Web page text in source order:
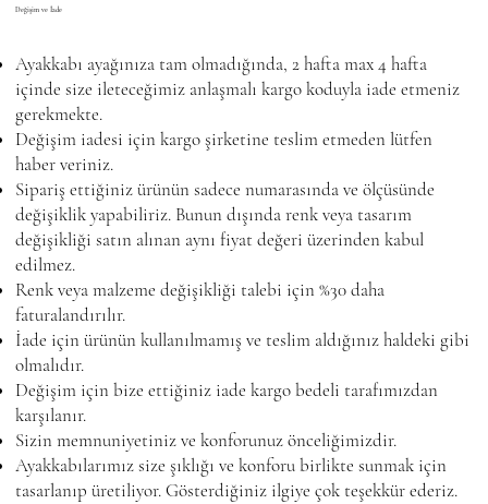
Değişim ve İade
Ayakkabı ayağınıza tam olmadığında, 2 hafta max 4 hafta
içinde size ileteceğimiz anlaşmalı kargo koduyla iade etmeniz
gerekmekte.
Değişim iadesi için kargo şirketine teslim etmeden lütfen
haber veriniz.
Sipariş ettiğiniz ürünün sadece numarasında ve ölçüsünde
değişiklik yapabiliriz. Bunun dışında renk veya tasarım
değişikliği satın alınan aynı fiyat değeri üzerinden kabul
edilmez.
Renk veya malzeme değişikliği talebi için %30 daha
faturalandırılır.
İade için ürünün kullanılmamış ve teslim aldığınız haldeki gibi
olmalıdır.
Değişim için bize ettiğiniz iade kargo bedeli tarafımızdan
karşılanır.
Sizin memnuniyetiniz ve konforunuz önceliğimizdir.
Ayakkabılarımız size şıklığı ve konforu birlikte sunmak için
tasarlanıp üretiliyor. Gösterdiğiniz ilgiye çok teşekkür ederiz.